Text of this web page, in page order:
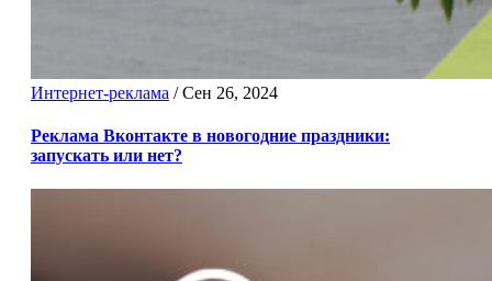
Интернет-реклама /Сен 26, 2024
Реклама Вконтакте в новогодние праздники:
запускать или нет?